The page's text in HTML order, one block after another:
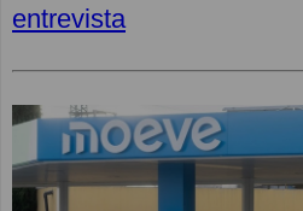
entrevista